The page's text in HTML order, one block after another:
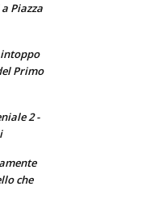
Piazza
Primo
2 -
che